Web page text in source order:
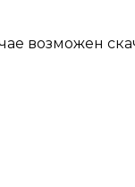
возможен